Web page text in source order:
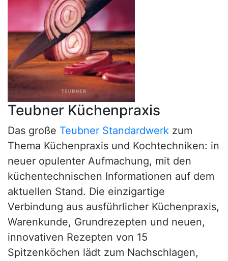
Teubner Küchenpraxis
Das große Teubner Standardwerk zum
Thema Küchenpraxis und Kochtechniken: in
neuer opulenter Aufmachung, mit den
küchentechnischen Informationen auf dem
aktuellen Stand. Die einzigartige
Verbindung aus ausführlicher Küchenpraxis,
Warenkunde, Grundrezepten und neuen,
innovativen Rezepten von 15
Spitzenköchen lädt zum Nachschlagen,